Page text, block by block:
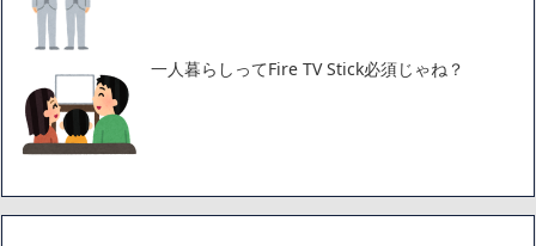
一人暮らしってFire TV Stick必須じゃね？